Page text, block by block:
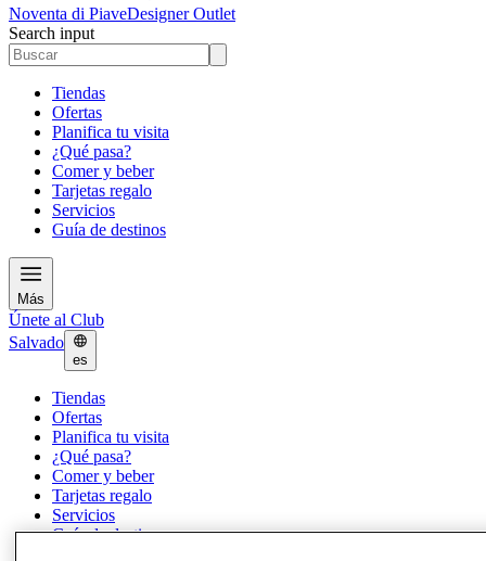
Noventa di PiaveDesigner Outlet
Search input
Tiendas
Ofertas
Planifica tu visita
¿Qué pasa?
Comer y beber
Tarjetas regalo
Servicios
Guía de destinos
Más
Únete al Club
Salvado
es
Tiendas
Ofertas
Planifica tu visita
¿Qué pasa?
Comer y beber
Tarjetas regalo
Servicios
Guía de destinos